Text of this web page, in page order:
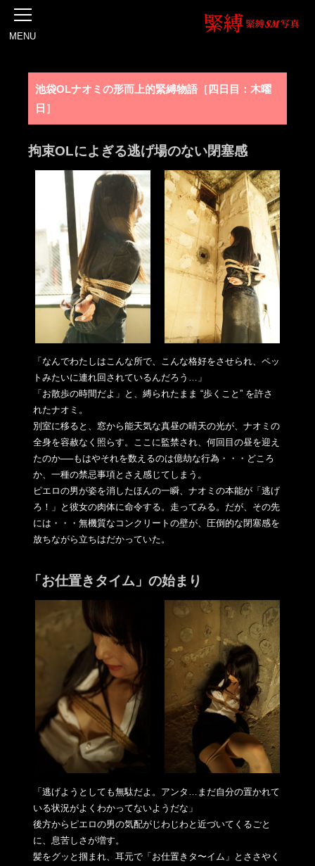
MENU
池袋OLナオミの形而上的緊縛物語［四日目：木曜
日］
拘束OLによぎる逃げ場のない閉塞感
「なんでわたしはこんな所で、こんな格好をさせられ、ペッ
トみたいに連れ回されているんだろう…」
「お散歩の時間だよ」と、縛られたまま “歩くこと” を許さ
れたナオミ。
別室に移ると、窓から能天気な真昼の晴天の光が、ナオミの
全身を容赦なく照らす。ここに監禁され、何回目の昼を迎え
たのか──もはやそれを数えるのは億劫な行為・・・どころ
か、一種の禁忌事項とさえ感じてしまう。
ピエロの男が姿を消したほんの一瞬、ナオミの本能が「逃げ
ろ！」 と彼女の肉体に命令する。走ってみる。だが、その先
には・・・無機質なコンクリートの壁が、圧倒的な閉塞感を
放ちながら立ちはだかっていた。
「お仕置きタイム」の始まり
「逃げようとしても無駄だよ。アンタ…まだ自分の置かれて
いる状況がよくわかってないようだな」
後方からピエロの男の気配がじわじわと近づいてくるごと
に、息苦しさが増す。
髪をグッと掴まれ、耳元で「お仕置きタ〜イム」とささやく